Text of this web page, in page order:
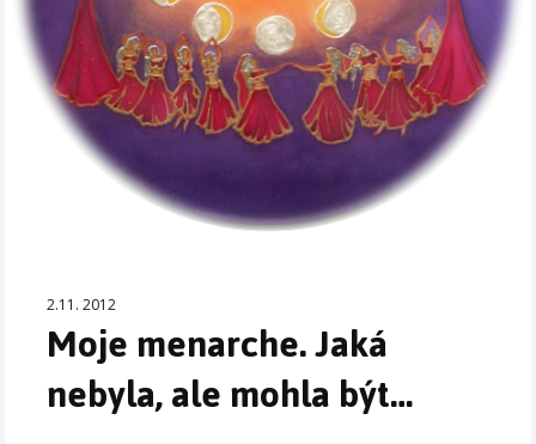
2.11. 2012
Moje menarche. Jaká
nebyla, ale mohla být…